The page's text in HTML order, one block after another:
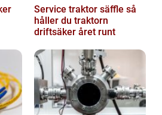
Service traktor säffle så
håller du traktorn
driftsäker året runt